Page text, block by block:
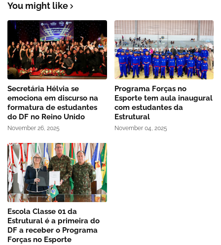
You might like
Secretária Hélvia se
emociona em discurso na
formatura de estudantes
do DF no Reino Unido
November 26, 2025
Programa Forças no
Esporte tem aula inaugural
com estudantes da
Estrutural
November 04, 2025
Escola Classe 01 da
Estrutural é a primeira do
DF a receber o Programa
Forças no Esporte